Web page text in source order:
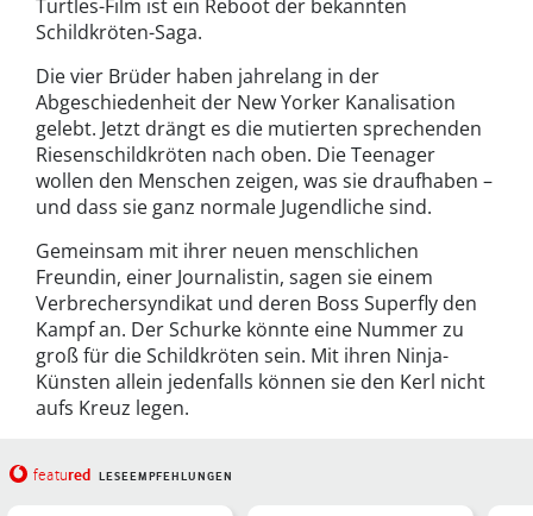
Turtles-Film ist ein Reboot der bekannten
Schildkröten-Saga.
Die vier Brüder haben jahrelang in der
Abgeschiedenheit der New Yorker Kanalisation
gelebt. Jetzt drängt es die mutierten sprechenden
Riesenschildkröten nach oben. Die Teenager
wollen den Menschen zeigen, was sie draufhaben –
und dass sie ganz normale Jugendliche sind.
Gemeinsam mit ihrer neuen menschlichen
Freundin, einer Journalistin, sagen sie einem
Verbrechersyndikat und deren Boss Superfly den
Kampf an. Der Schurke könnte eine Nummer zu
groß für die Schildkröten sein. Mit ihren Ninja-
Künsten allein jedenfalls können sie den Kerl nicht
aufs Kreuz legen.
featured LESEEMPFEHLUNGEN